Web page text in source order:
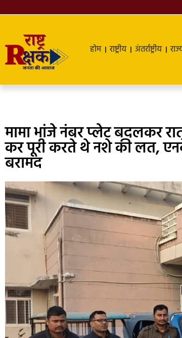
होम राष्ट्रीय अंतर्राष्ट्रीय
मामा भांजे नंबर प्लेट बदलकर
कर पूरी करते थे नशे की लत,
बरामद